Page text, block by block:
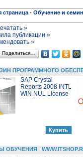
страница - Обучение и
»
публикации »
»
Поделиться…
ПРОГРАММНОГО
SAP Crystal
Reports 2008 INTL
WIN NUL License
ОБУЧЕНИЯ